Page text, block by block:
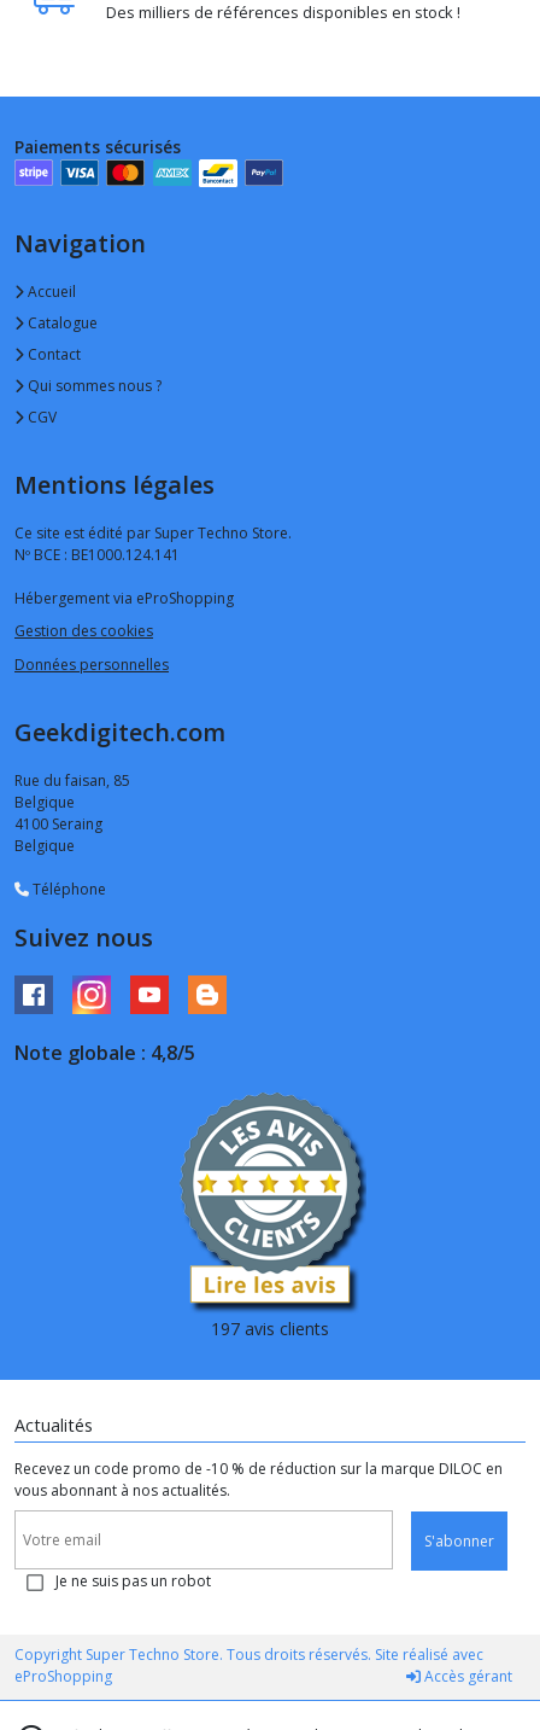
Des milliers de références disponibles en stock !
Paiements sécurisés
Navigation
Accueil
Catalogue
Contact
Qui sommes nous ?
CGV
Mentions légales
Ce site est édité par Super Techno Store.
Nº BCE : BE1000.124.141
Hébergement via eProShopping
Gestion des cookies
Données personnelles
Geekdigitech.com
Rue du faisan, 85
Belgique
4100 Seraing
Belgique
Téléphone
Suivez nous
Note globale : 4,8/5
197 avis clients
Actualités
Recevez un code promo de -10 % de réduction sur la marque DILOC en
vous abonnant à nos actualités.
S'abonner
Je ne suis pas un robot
Copyright Super Techno Store. Tous droits réservés. Site réalisé avec
eProShopping
Accès gérant